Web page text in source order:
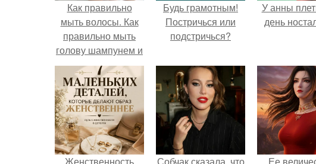
Как правильно
мыть волосы. Как
правильно мыть
голову шампунем и
пользоваться
бальзамом – этапы
и
последовательность
Будь грамотным!
Постричься или
подстричься?
У анны
день